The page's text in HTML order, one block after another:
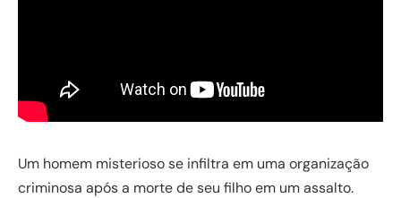
Um homem misterioso se infiltra em uma organização
criminosa após a morte de seu filho em um assalto.